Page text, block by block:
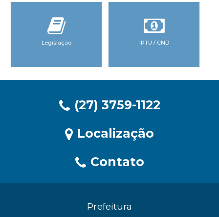
Legislação IPTU / CND
(27) 3759-1122
Localização
Contato
Prefeitura